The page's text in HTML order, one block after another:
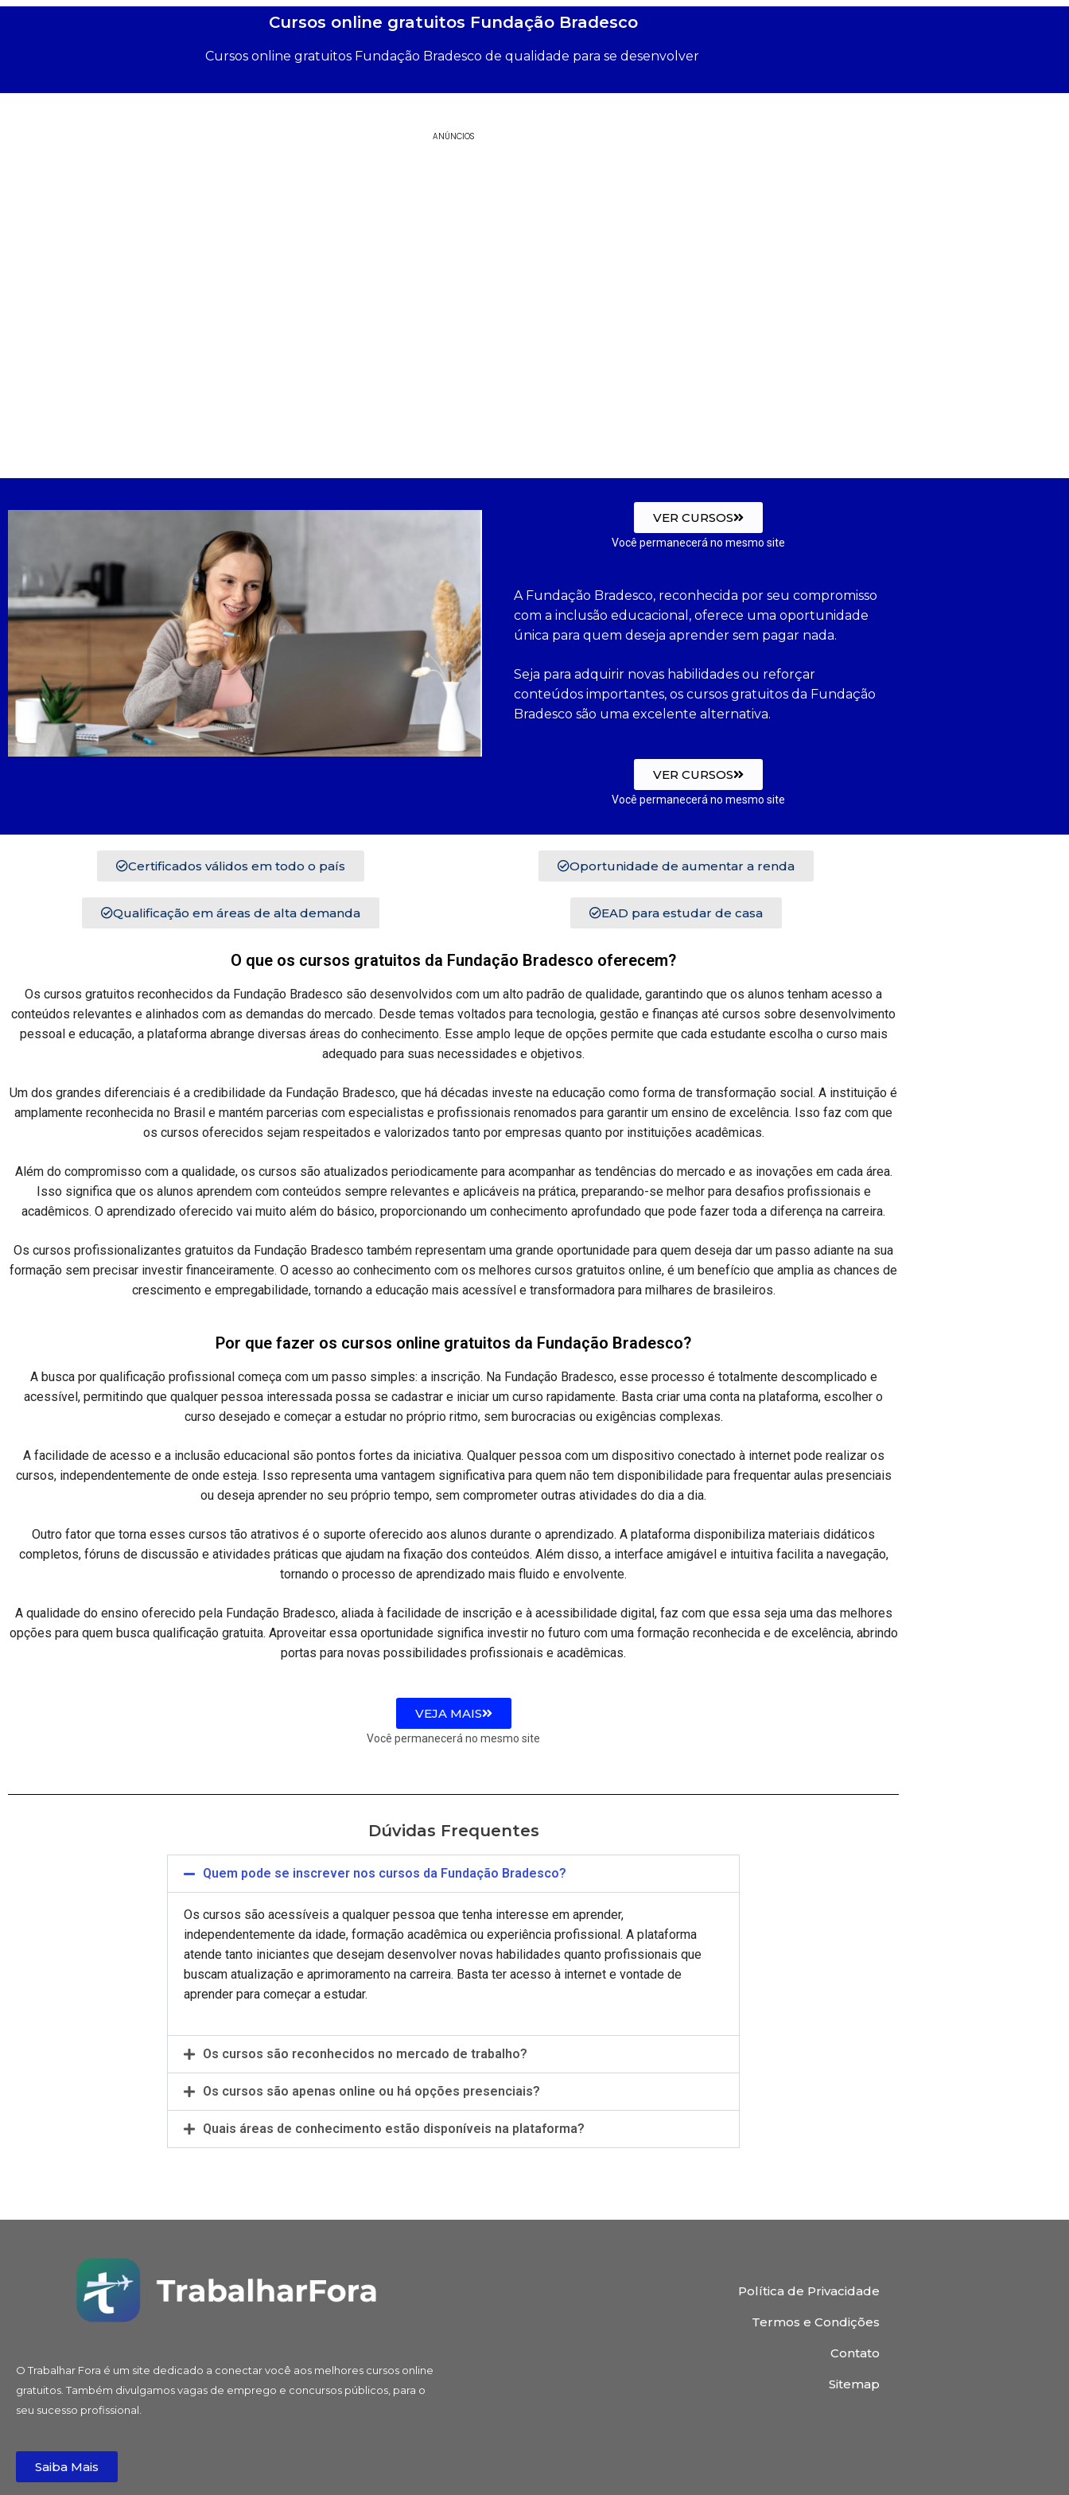
Cursos online gratuitos Fundação Bradesco
Cursos online gratuitos Fundação Bradesco de qualidade para se desenvolver
ANÚNCIOS
VER CURSOS
Você permanecerá no mesmo site
A Fundação Bradesco, reconhecida por seu compromisso
com a inclusão educacional, oferece uma oportunidade
única para quem deseja aprender sem pagar nada.
Seja para adquirir novas habilidades ou reforçar
conteúdos importantes, os cursos gratuitos da Fundação
Bradesco são uma excelente alternativa.
VER CURSOS
Você permanecerá no mesmo site
Certificados válidos em todo o país Oportunidade de aumentar a renda
Qualificação em áreas de alta demanda EAD para estudar de casa
O que os cursos gratuitos da Fundação Bradesco oferecem?
Os cursos gratuitos reconhecidos da Fundação Bradesco são desenvolvidos com um alto padrão de qualidade, garantindo que os alunos tenham acesso a
conteúdos relevantes e alinhados com as demandas do mercado. Desde temas voltados para tecnologia, gestão e finanças até cursos sobre desenvolvimento
pessoal e educação, a plataforma abrange diversas áreas do conhecimento. Esse amplo leque de opções permite que cada estudante escolha o curso mais
adequado para suas necessidades e objetivos.
Um dos grandes diferenciais é a credibilidade da Fundação Bradesco, que há décadas investe na educação como forma de transformação social. A instituição é
amplamente reconhecida no Brasil e mantém parcerias com especialistas e profissionais renomados para garantir um ensino de excelência. Isso faz com que
os cursos oferecidos sejam respeitados e valorizados tanto por empresas quanto por instituições acadêmicas.
Além do compromisso com a qualidade, os cursos são atualizados periodicamente para acompanhar as tendências do mercado e as inovações em cada área.
Isso significa que os alunos aprendem com conteúdos sempre relevantes e aplicáveis na prática, preparando-se melhor para desafios profissionais e
acadêmicos. O aprendizado oferecido vai muito além do básico, proporcionando um conhecimento aprofundado que pode fazer toda a diferença na carreira.
Os cursos profissionalizantes gratuitos da Fundação Bradesco também representam uma grande oportunidade para quem deseja dar um passo adiante na sua
formação sem precisar investir financeiramente. O acesso ao conhecimento com os melhores cursos gratuitos online, é um benefício que amplia as chances de
crescimento e empregabilidade, tornando a educação mais acessível e transformadora para milhares de brasileiros.
Por que fazer os cursos online gratuitos da Fundação Bradesco?
A busca por qualificação profissional começa com um passo simples: a inscrição. Na Fundação Bradesco, esse processo é totalmente descomplicado e
acessível, permitindo que qualquer pessoa interessada possa se cadastrar e iniciar um curso rapidamente. Basta criar uma conta na plataforma, escolher o
curso desejado e começar a estudar no próprio ritmo, sem burocracias ou exigências complexas.
A facilidade de acesso e a inclusão educacional são pontos fortes da iniciativa. Qualquer pessoa com um dispositivo conectado à internet pode realizar os
cursos, independentemente de onde esteja. Isso representa uma vantagem significativa para quem não tem disponibilidade para frequentar aulas presenciais
ou deseja aprender no seu próprio tempo, sem comprometer outras atividades do dia a dia.
Outro fator que torna esses cursos tão atrativos é o suporte oferecido aos alunos durante o aprendizado. A plataforma disponibiliza materiais didáticos
completos, fóruns de discussão e atividades práticas que ajudam na fixação dos conteúdos. Além disso, a interface amigável e intuitiva facilita a navegação,
tornando o processo de aprendizado mais fluido e envolvente.
A qualidade do ensino oferecido pela Fundação Bradesco, aliada à facilidade de inscrição e à acessibilidade digital, faz com que essa seja uma das melhores
opções para quem busca qualificação gratuita. Aproveitar essa oportunidade significa investir no futuro com uma formação reconhecida e de excelência, abrindo
portas para novas possibilidades profissionais e acadêmicas.
VEJA MAIS
Você permanecerá no mesmo site
Dúvidas Frequentes
Quem pode se inscrever nos cursos da Fundação Bradesco?
Os cursos são acessíveis a qualquer pessoa que tenha interesse em aprender,
independentemente da idade, formação acadêmica ou experiência profissional. A plataforma
atende tanto iniciantes que desejam desenvolver novas habilidades quanto profissionais que
buscam atualização e aprimoramento na carreira. Basta ter acesso à internet e vontade de
aprender para começar a estudar.
Os cursos são reconhecidos no mercado de trabalho?
Os cursos são apenas online ou há opções presenciais?
Quais áreas de conhecimento estão disponíveis na plataforma?
O Trabalhar Fora é um site dedicado a conectar você aos melhores cursos online
gratuitos. Também divulgamos vagas de emprego e concursos públicos, para o
seu sucesso profissional.
Saiba Mais
Política de Privacidade
Termos e Condições
Contato
Sitemap